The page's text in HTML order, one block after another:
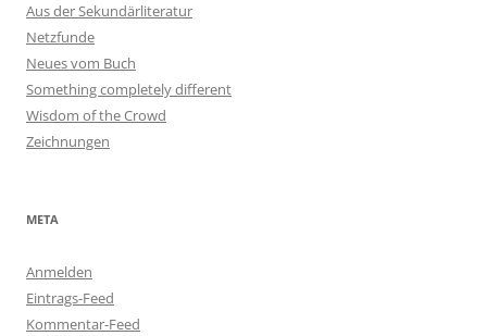
Aus der Sekundärliteratur
Netzfunde
Neues vom Buch
Something completely different
Wisdom of the Crowd
Zeichnungen
META
Anmelden
Eintrags-Feed
Kommentar-Feed